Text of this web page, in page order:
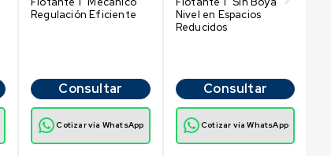
Regulación Eficiente
Consultar
Cotizar vía WhatsApp
Nivel en Espacios
Reducidos
Consultar
Cotizar vía WhatsApp